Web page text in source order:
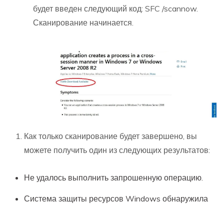
будет введен следующий код: SFC /scannow.
Сканирование начинается.
Как только сканирование будет завершено, вы
можете получить один из следующих результатов:
Не удалось выполнить запрошенную операцию.
Система защиты ресурсов Windows обнаружила